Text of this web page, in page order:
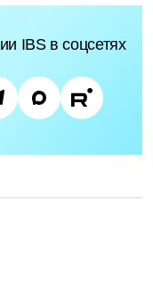
IBS в соцсетях